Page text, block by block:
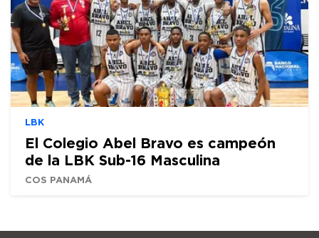
LBK
El Colegio Abel Bravo es campeón
de la LBK Sub-16 Masculina
COS PANAMÁ